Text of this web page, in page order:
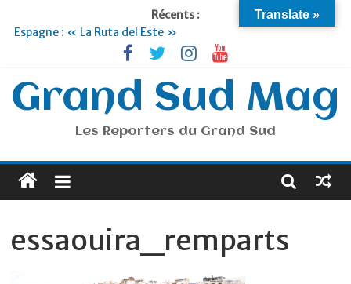
Récents :
Espagne : « La Ruta del Este »
Lyon : « Cirque Imagine »… Retour le 19 Septembre !
Briançon et la Vallée de Serre Chevalier : Le virage vert au
sommet
Je suis en Voyage
Portugal : « Tout l’Alentejo à pied »
Grand Sud Mag
Les Reporters du Grand Sud
essaouira_remparts
Translate »